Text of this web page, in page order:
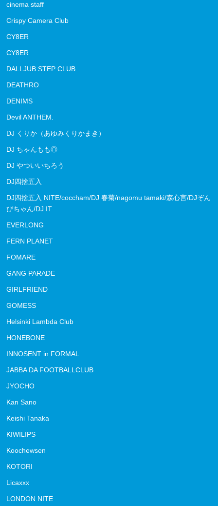
cinema staff
Crispy Camera Club
CY8ER
CY8ER
DALLJUB STEP CLUB
DEATHRO
DENIMS
Devil ANTHEM.
DJ くりか（あゆみくりかまき）
DJ ちゃんもも◎
DJ やついいちろう
DJ四捨五入
DJ四捨五入 NITE/coccham/DJ 春菊/nagomu tamaki/森心言/DJぞん
びちゃん/DJ IT
EVERLONG
FERN PLANET
FOMARE
GANG PARADE
GIRLFRIEND
GOMESS
Helsinki Lambda Club
HONEBONE
INNOSENT in FORMAL
JABBA DA FOOTBALLCLUB
JYOCHO
Kan Sano
Keishi Tanaka
KIWILIPS
Koochewsen
KOTORI
Licaxxx
LONDON NITE